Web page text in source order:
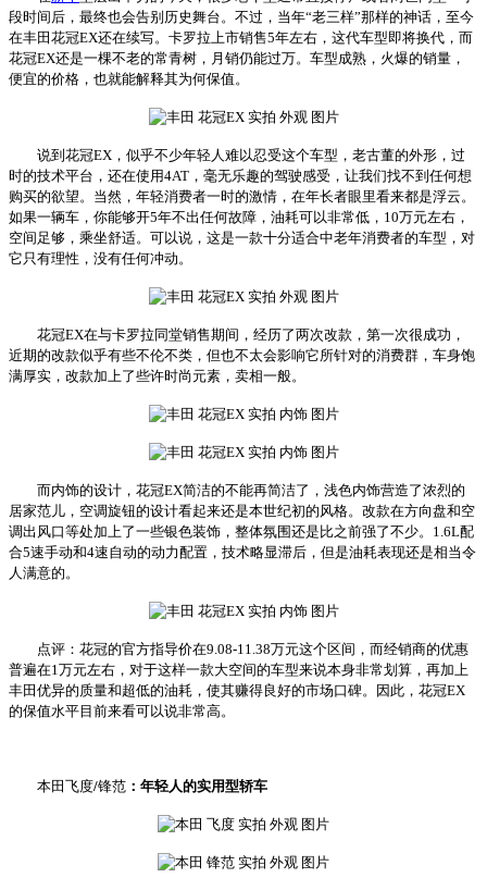
段时间后，最终也会告别历史舞台。不过，当年“老三样”那样的神话，至今
在丰田花冠EX还在续写。卡罗拉上市销售5年左右，这代车型即将换代，而
花冠EX还是一棵不老的常青树，月销仍能过万。车型成熟，火爆的销量，
便宜的价格，也就能解释其为何保值。
说到花冠EX，似乎不少年轻人难以忍受这个车型，老古董的外形，过
时的技术平台，还在使用4AT，毫无乐趣的驾驶感受，让我们找不到任何想
购买的欲望。当然，年轻消费者一时的激情，在年长者眼里看来都是浮云。
如果一辆车，你能够开5年不出任何故障，油耗可以非常低，10万元左右，
空间足够，乘坐舒适。可以说，这是一款十分适合中老年消费者的车型，对
它只有理性，没有任何冲动。
花冠EX在与卡罗拉同堂销售期间，经历了两次改款，第一次很成功，
近期的改款似乎有些不伦不类，但也不太会影响它所针对的消费群，车身饱
满厚实，改款加上了些许时尚元素，卖相一般。
而内饰的设计，花冠EX简洁的不能再简洁了，浅色内饰营造了浓烈的
居家范儿，空调旋钮的设计看起来还是本世纪初的风格。改款在方向盘和空
调出风口等处加上了一些银色装饰，整体氛围还是比之前强了不少。1.6L配
合5速手动和4速自动的动力配置，技术略显滞后，但是油耗表现还是相当令
人满意的。
点评：花冠的官方指导价在9.08-11.38万元这个区间，而经销商的优惠
普遍在1万元左右，对于这样一款大空间的车型来说本身非常划算，再加上
丰田优异的质量和超低的油耗，使其赚得良好的市场口碑。因此，花冠EX
的保值水平目前来看可以说非常高。
本田飞度/锋范 ：年轻人的实用型轿车